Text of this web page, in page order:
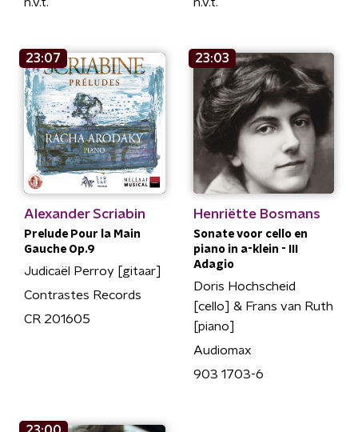
23:07
Alexander Scriabin
Prelude Pour la Main
Gauche Op.9
Judicaël Perroy [gitaar]
Contrastes Records
CR 201605
23:03
Henriëtte Bosmans
Sonate voor cello en
piano in a-klein - III
Adagio
Doris Hochscheid
[cello] & Frans van Ruth
[piano]
Audiomax
903 1703-6